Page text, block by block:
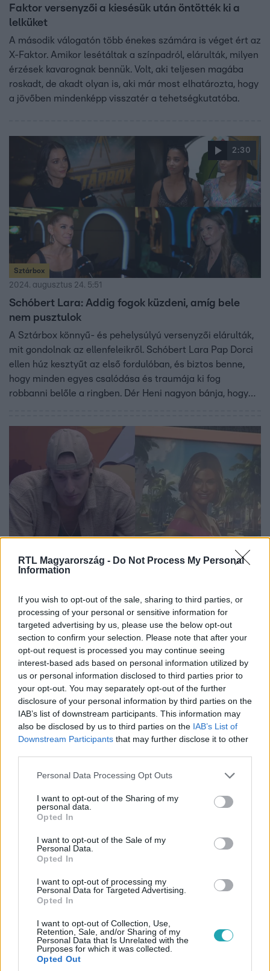
RTL Magyarország - Do Not Process My Personal
Information
If you wish to opt-out of the sale, sharing to third parties, or
processing of your personal or sensitive information for
targeted advertising by us, please use the below opt-out
section to confirm your selection. Please note that after your
opt-out request is processed you may continue seeing
interest-based ads based on personal information utilized by
us or personal information disclosed to third parties prior to
your opt-out. You may separately opt-out of the further
disclosure of your personal information by third parties on the
IAB’s list of downstream participants. This information may
also be disclosed by us to third parties on the IAB’s List of
Downstream Participants that may further disclose it to other
Please note that this website/app uses one or more Google
not limited to your visit or usage behaviour. You may click to
grant or deny consent to Google and its third-party tags to
use your data for below specified purposes in below Google
consent section.
Personal Data Processing Opt Outs
I want to opt-out of the Sharing of my
personal data.
Opted In
I want to opt-out of the Sale of my
Personal Data.
Opted In
I want to opt-out of processing my
Personal Data for Targeted Advertising.
Opted In
I want to opt-out of Collection, Use,
Retention, Sale, and/or Sharing of my
Personal Data that Is Unrelated with the
Purposes for which it was collected.
Opted Out
Faktor versenyzői a kiesésük után öntötték ki a
lelküket
A második válogatón több énekes számára is véget ért az
X-Faktor. Amikor lesétáltak a színpadról, elárulták, milyen
érzések kavarognak bennük. Volt, aki teljesen magába
roskadt, de akadt olyan is, aki már most elhatározta, hogy
a jövőben mindenképp visszatér a tehetségkutatóba.
2:30
Sztárbox
2024. augusztus 24. 5:51
Schóbert Lara: Addig fogok küzdeni, amíg bele
nem pusztulok
A Sztárbox könnyű- és pehelysúlyú versenyzői elárulták,
mit gondolnak az ellenfeleikről. Schóbert Lara Pap Dorci
ellen húz kesztyűt az első fordulóban, és biztos benne,
hogy minden egyes csalódása és traumája ki fog
robbanni belőle a ringben. Dér Heni nagyon bánja, hogy
szimpatikus számára. Földes Eszternek szent
meggyőződése, hogy meg fogja verni Lolát – aki 35
évesen olyasmire döbbent rá, amire eddig még nem.
ValóVilág
2024. július 8. 14:56
A villalakók a nyugiszobába vonulva kendőzetlen
őszinteséggel mondták el, hogy kiről mit gondolnak.
2024. június 25. 19:49
idióta kellett hozzá, hogy megtaláljam a férjem
Rácz-Gyuricza Dóra tökéletes boldogságban él, de ez
nem volt mindig így.